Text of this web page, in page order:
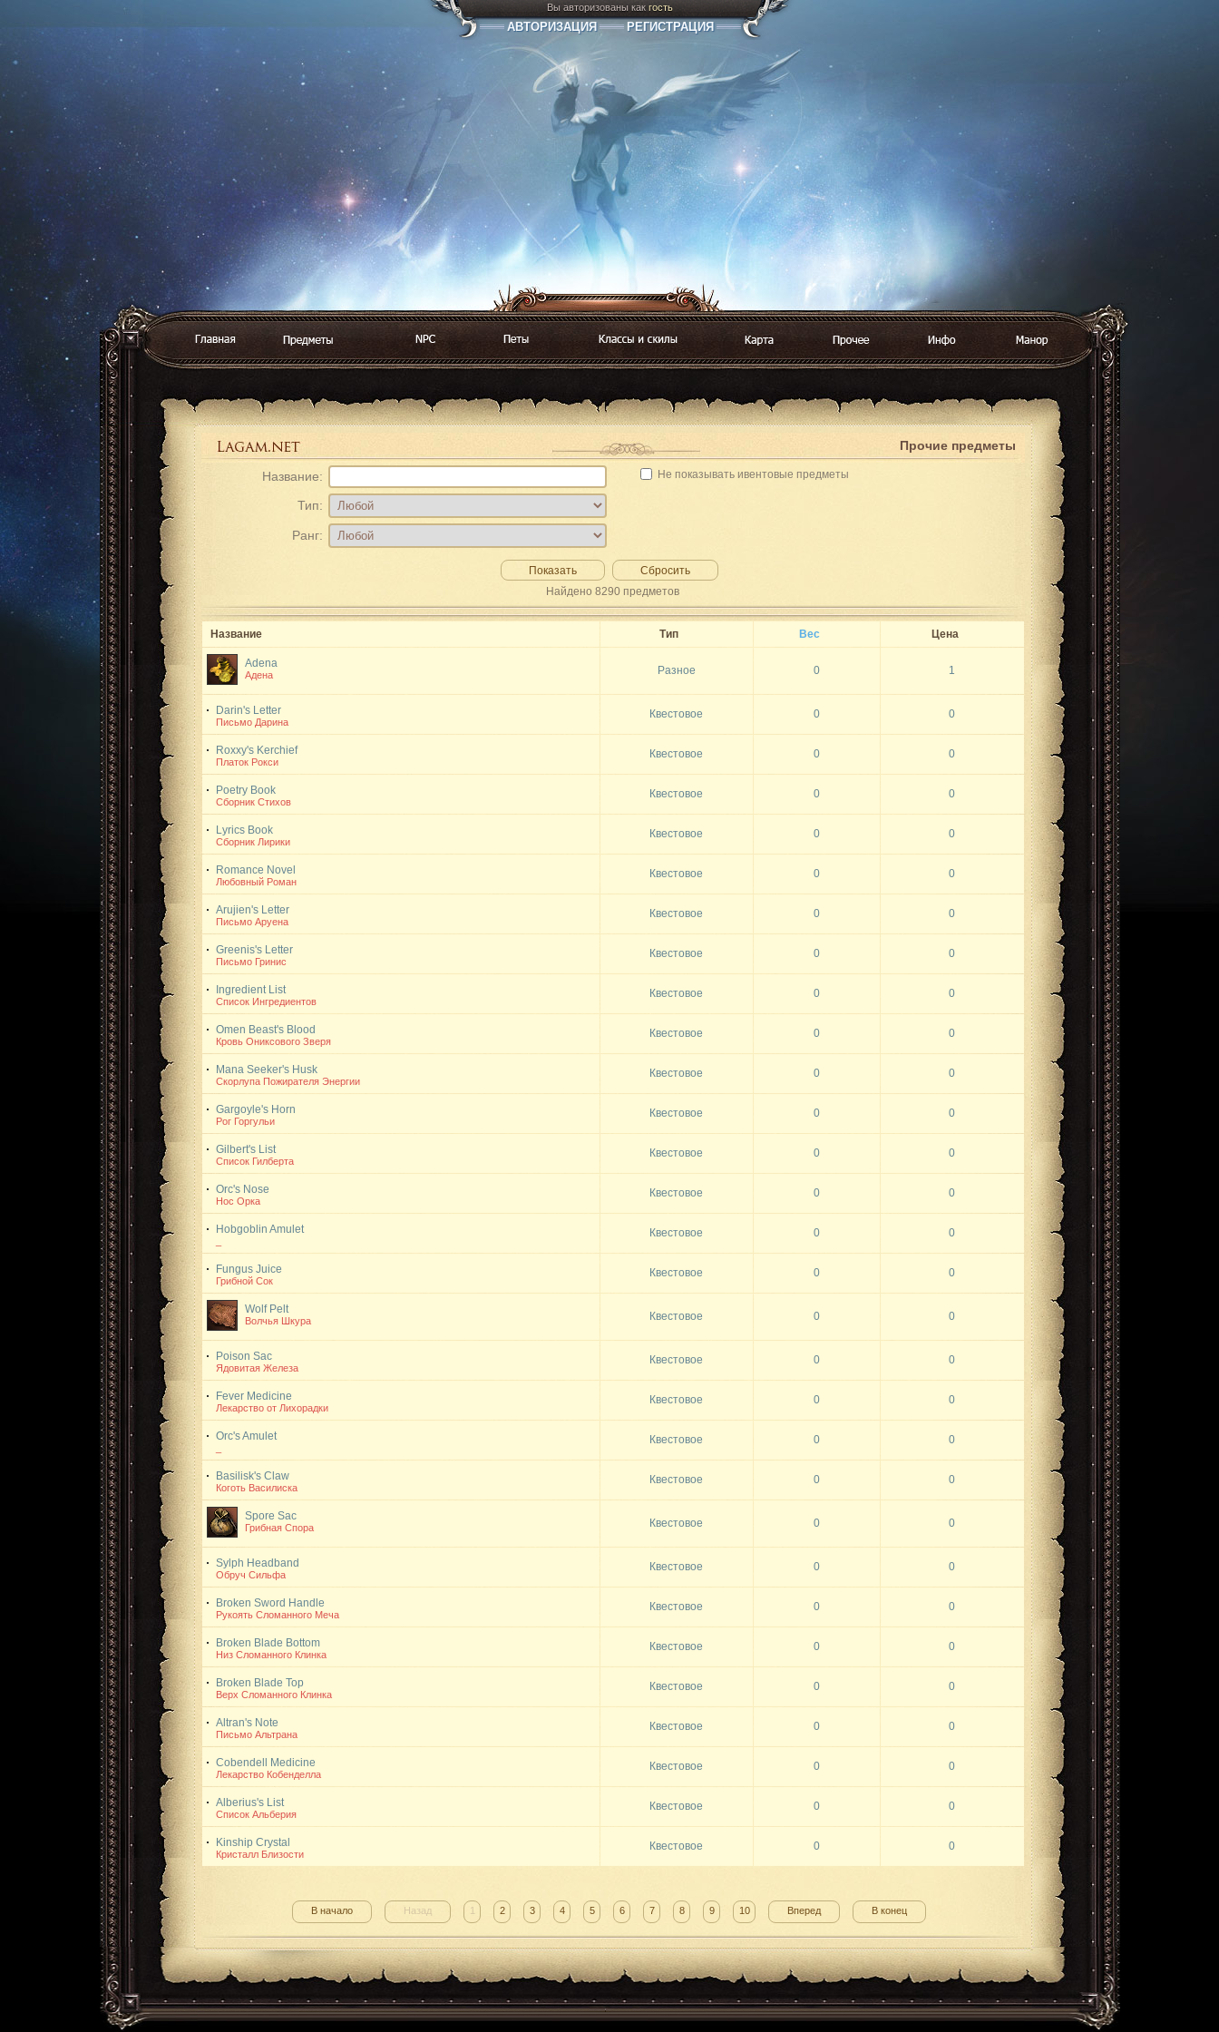
Вы авторизованы как гость
АВТОРИЗАЦИЯ РЕГИСТРАЦИЯ
Прочие предметы
Название:
Тип:
Ранг:
Не показывать ивентовые предметы
Показать
Сбросить
Найдено 8290 предметов
Название Тип Вес Цена
Adena
Адена Разное 0 1
Darin's Letter
Письмо Дарина
Квестовое 0 0
Roxxy's Kerchief
Платок Рокси
Квестовое 0 0
Poetry Book
Сборник Стихов
Квестовое 0 0
Lyrics Book
Сборник Лирики
Квестовое 0 0
Romance Novel
Любовный Роман
Квестовое 0 0
Arujien's Letter
Письмо Аруена
Квестовое 0 0
Greenis's Letter
Письмо Гринис
Квестовое 0 0
Ingredient List
Список Ингредиентов
Квестовое 0 0
Omen Beast's Blood
Кровь Ониксового Зверя
Квестовое 0 0
Mana Seeker's Husk
Скорлупа Пожирателя Энергии
Квестовое 0 0
Gargoyle's Horn
Рог Горгульи
Квестовое 0 0
Gilbert's List
Список Гилберта
Квестовое 0 0
Orc's Nose
Нос Орка
Квестовое 0 0
Hobgoblin Amulet Квестовое 0 0
Fungus Juice
Грибной Сок
Квестовое 0 0
Wolf Pelt
Волчья Шкура Квестовое 0 0
Poison Sac
Ядовитая Железа
Квестовое 0 0
Fever Medicine
Лекарство от Лихорадки
Квестовое 0 0
Orc's Amulet Квестовое 0 0
Basilisk's Claw
Коготь Василиска
Квестовое 0 0
Spore Sac
Грибная Спора Квестовое 0 0
Sylph Headband
Обруч Сильфа
Квестовое 0 0
Broken Sword Handle
Рукоять Сломанного Меча
Квестовое 0 0
Broken Blade Bottom
Низ Сломанного Клинка
Квестовое 0 0
Broken Blade Top
Верх Сломанного Клинка
Квестовое 0 0
Altran's Note
Письмо Альтрана
Квестовое 0 0
Cobendell Medicine
Лекарство Кобенделла
Квестовое 0 0
Alberius's List
Список Альберия
Квестовое 0 0
Kinship Crystal
Кристалл Близости
Квестовое 0 0
В начало Назад 1 2 3 4 5 6 7 8 9 10 Вперед В конец